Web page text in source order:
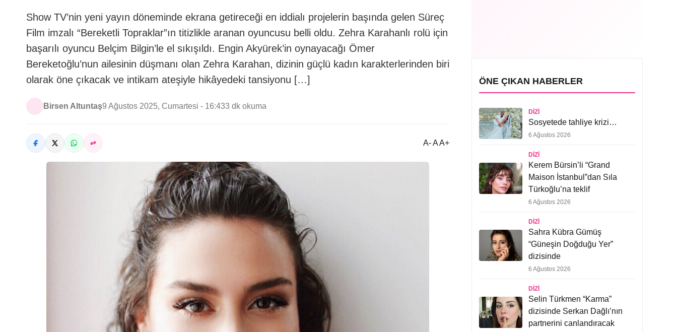
Show TV’nin yeni yayın döneminde ekrana getireceği en iddialı projelerin başında gelen Süreç
Film imzalı “Bereketli Topraklar”ın titizlikle aranan oyuncusu belli oldu. Zehra Karahanlı rolü için
başarılı oyuncu Belçim Bilgin’le el sıkışıldı. Engin Akyürek’in oynayacağı Ömer
Bereketoğlu’nun ailesinin düşmanı olan Zehra Karahan, dizinin güçlü kadın karakterlerinden biri
olarak öne çıkacak ve intikam ateşiyle hikâyedeki tansiyonu […]
Birsen Altuntaş9 Ağustos 2025, Cumartesi - 16:433 dk okuma
A- A A+
ÖNE ÇIKAN HABERLER
DIZI
Sosyetede tahliye krizi…
6 Ağustos 2026
DIZI
Kerem Bürsin’li “Grand
Maison İstanbul”dan Sıla
Türkoğlu’na teklif
6 Ağustos 2026
DIZI
Sahra Kübra Gümüş
“Güneşin Doğduğu Yer”
dizisinde
6 Ağustos 2026
DIZI
Selin Türkmen “Karma”
dizisinde Serkan Dağlı’nın
partnerini canlandıracak